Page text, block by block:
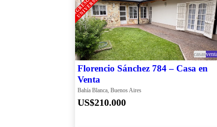
casas
Florencio Sánchez 784 – Casa en
Venta
Bahía Blanca, Buenos Aires
US$210.000